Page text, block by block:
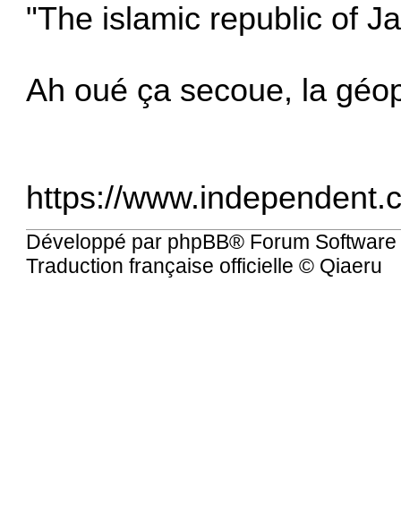
"The islamic republic of
Ah oué ça secoue, la
https://
Développé par phpBB® Forum
Traduction française officielle © Qiaeru